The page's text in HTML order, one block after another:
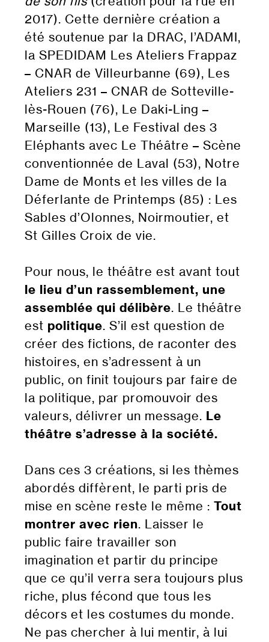
2017). Cette dernière création a
été soutenue par la DRAC, l’ADAMI,
la SPEDIDAM Les Ateliers Frappaz
– CNAR de Villeurbanne (69), Les
Ateliers 231 – CNAR de Sotteville-
lès-Rouen (76), Le Daki-Ling –
Marseille (13), Le Festival des 3
Eléphants avec Le Théâtre – Scène
conventionnée de Laval (53), Notre
Dame de Monts et les villes de la
Déferlante de Printemps (85) : Les
Sables d’Olonnes, Noirmoutier, et
St Gilles Croix de vie.
Pour nous, le théâtre est avant tout
le lieu d’un rassemblement, une
assemblée qui délibère. Le théâtre
est politique. S’il est question de
créer des fictions, de raconter des
histoires, en s’adressent à un
public, on finit toujours par faire de
la politique, par promouvoir des
valeurs, délivrer un message. Le
théâtre s’adresse à la société.
Dans ces 3 créations, si les thèmes
abordés diffèrent, le parti pris de
mise en scène reste le même :Tout
montrer avec rien. Laisser le
public faire travailler son
imagination et partir du principe
que ce qu’il verra sera toujours plus
riche, plus fécond que tous les
décors et les costumes du monde.
Ne pas chercher à lui mentir, à lui